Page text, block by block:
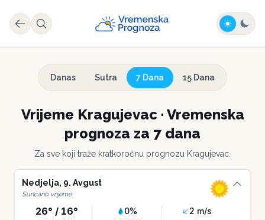
Danas Sutra 7 Dana 15 Dana
Vrijeme Kragujevac· Vremenska
prognoza za 7 dana
Za sve koji traže kratkoročnu prognozu Kragujevac
Nedjelja, 9. Avgust
Sunčano vrijeme
26° / 16° 0% 2 m/s